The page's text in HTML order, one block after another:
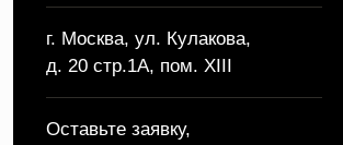
г. Москва, ул. Кулакова,
д. 20 стр.1А, пом. XIII
Оставьте заявку,